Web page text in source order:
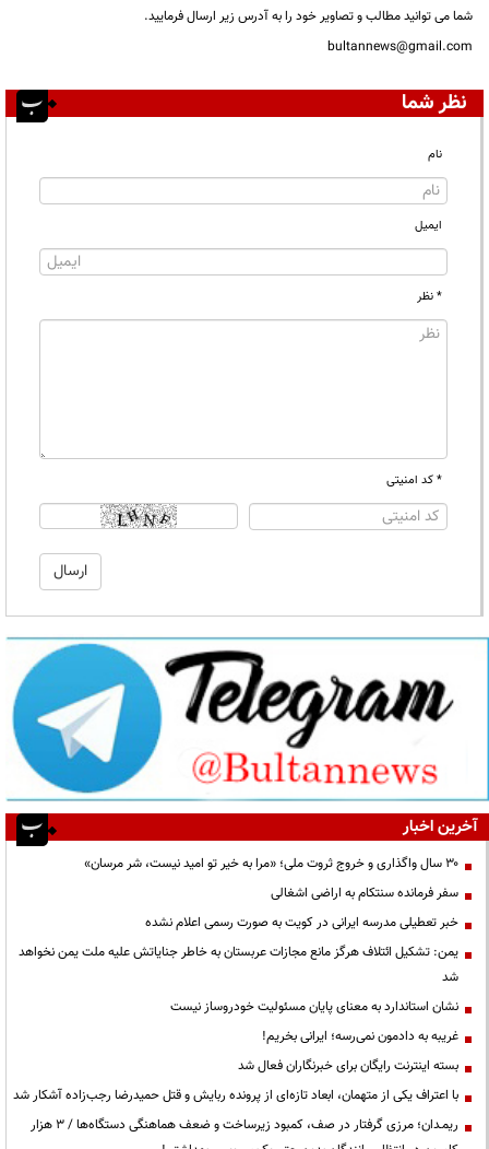
شما می توانید مطالب و تصاویر خود را به آدرس زیر ارسال فرمایید.
bultannews@gmail.com
نظر شما
نام
ایمیل
* نظر
* کد امنیتی
آخرین اخبار
۳۰ سال واگذاری و خروج ثروت ملی؛ «مرا به خیر تو امید نیست، شر مرسان»
سفر فرمانده سنتکام به اراضی اشغالی
خبر تعطیلی مدرسه ایرانی در کویت به صورت رسمی اعلام نشده
یمن: تشکیل ائتلاف هرگز مانع مجازات عربستان به خاطر جنایاتش علیه ملت یمن نخواهد
شد
نشان استاندارد به معنای پایان مسئولیت خودروساز نیست
غریبه به دادمون نمی‌رسه؛ ایرانی بخریم!
بسته اینترنت رایگان برای خبرنگاران فعال شد
با اعتراف یکی از متهمان، ابعاد تازه‌ای از پرونده ربایش و قتل حمیدرضا رجب‌زاده آشکار شد
ریمـدان؛ مرزی گرفتار در صف، کمبود زیرساخت و ضعف هماهنگی دستگاه‌ها / ۳ هزار